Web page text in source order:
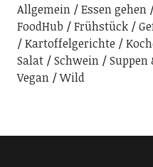
Allgemein Essen gehen
FoodHub
Frühstück
Kartoffelgerichte
Salat
Schwein Suppen
Vegan
Wild